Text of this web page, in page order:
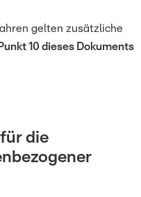
gelten zusätzliche
10 dieses Dokuments
die